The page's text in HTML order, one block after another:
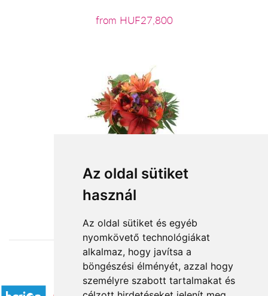
Az oldal sütiket
használ
Az oldal sütiket és egyéb
nyomkövető technológiákat
alkalmaz, hogy javítsa a
böngészési élményét, azzal hogy
személyre szabott tartalmakat és
from HUF27,800
from HUF31,020
Accepted payment methods